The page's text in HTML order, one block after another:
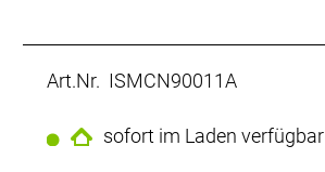
Art.Nr. ISMCN90011A
sofort im Laden verfügbar